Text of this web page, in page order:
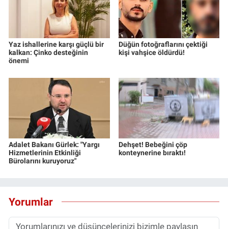
Yaz ishallerine karşı güçlü bir
kalkan: Çinko desteğinin
önemi
Düğün fotoğraflarını çektiği
kişi vahşice öldürdü!
Adalet Bakanı Gürlek: "Yargı
Hizmetlerinin Etkinliği
Bürolarını kuruyoruz"
Dehşet! Bebeğini çöp
konteynerine bıraktı!
Yorumlar